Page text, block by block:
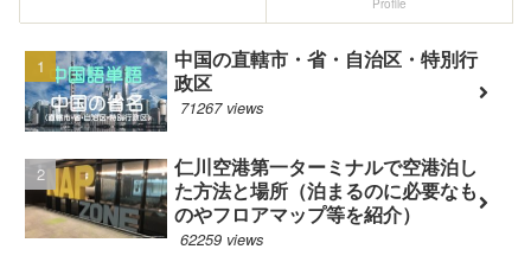
Profile
中国の直轄市・省・自治区・特別行
政区
71267 views
仁川空港第一ターミナルで空港泊し
た方法と場所（泊まるのに必要なも
のやフロアマップ等を紹介）
62259 views